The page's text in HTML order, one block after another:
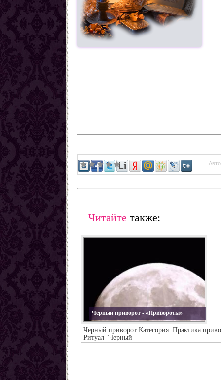
Читайте также:
Черный приворот - «Привороты»
Черный приворот Категория: Практика
Ритуал "Черный